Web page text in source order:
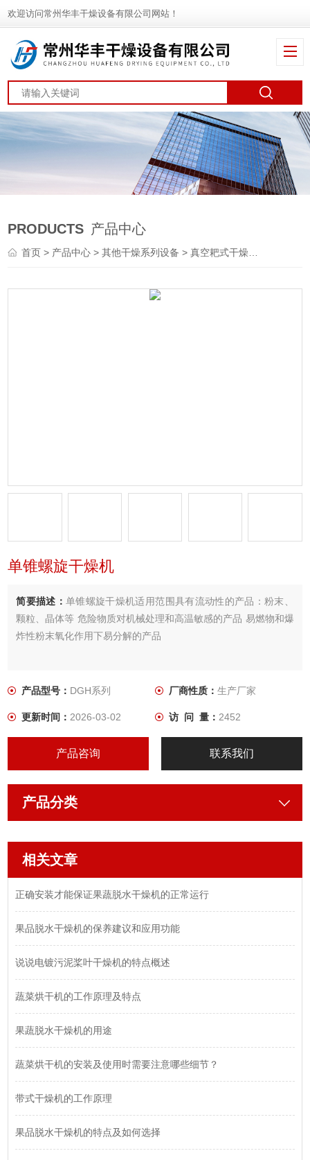
欢迎访问常州华丰干燥设备有限公司网站！
PRODUCTS 产品中心
首页> 产品中心 >其他干燥系列设备 >真空耙式干燥机
单锥螺旋干燥机
简要描述： 单锥螺旋干燥机适用范围具有流动性的产品：粉末、
颗粒、晶体等 危险物质对机械处理和高温敏感的产品 易燃物和爆
炸性粉末氧化作用下易分解的产品
产品型号： DGH系列 厂商性质： 生产厂家
更新时间：2026-03-02 访 问 量： 2452
产品咨询 联系我们
产品分类
相关文章
正确安装才能保证果蔬脱水干燥机的正常运行
果品脱水干燥机的保养建议和应用功能
说说电镀污泥桨叶干燥机的特点概述
蔬菜烘干机的工作原理及特点
果蔬脱水干燥机的用途
蔬菜烘干机的安装及使用时需要注意哪些细节？
带式干燥机的工作原理
果品脱水干燥机的特点及如何选择